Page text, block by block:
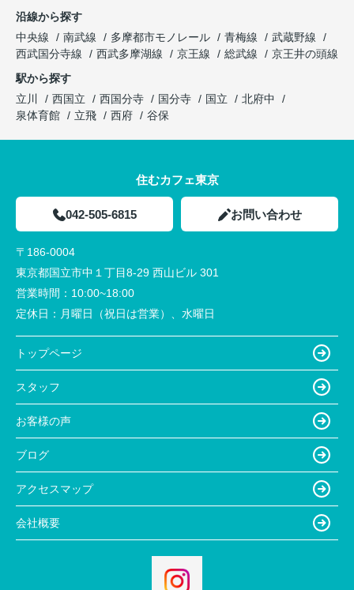
沿線から探す
中央線
南武線 多摩都市モノレール 青梅線
武蔵野線
西武国分寺線
西武多摩湖線 京王線 総武線
京王井の頭線
駅から探す
立川
西国立 西国分寺 国分寺 国立
北府中
泉体育館
立飛 西府 谷保
住むカフェ東京
042-505-6815 お問い合わせ
〒186-0004
東京都国立市中１丁目8-29 西山ビル 301
営業時間： 10:00~18:00
定休日： 月曜日（祝日は営業）、水曜日
トップページ
スタッフ
お客様の声
ブログ
アクセスマップ
会社概要